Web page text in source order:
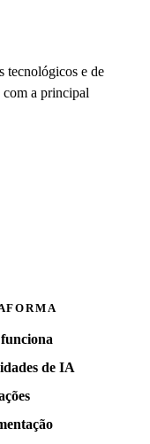
tecnológicos e de
com a principal
de IA